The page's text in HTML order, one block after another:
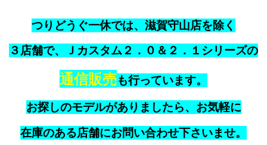
つりどうぐ一休では、滋賀守山店を除く
３店舗で、Ｊカスタム２．０＆２．１シリーズの
通信販売も行っています。
お探しのモデルがありましたら、お気軽に
在庫のある店舗にお問い合わせ下さいませ。